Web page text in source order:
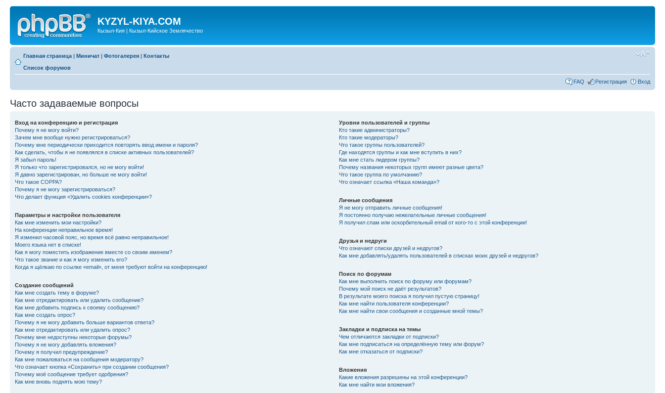
KYZYL-KIYA.COM
Кызыл-Кия | Кызыл-Кийское Землячество
Главная страница | Миничат | Фотогалерея | Контакты
Список форумов
FAQ Регистрация Вход
Часто задаваемые вопросы
Вход на конференцию и регистрация
Почему я не могу войти?
Зачем мне вообще нужно регистрироваться?
Почему мне периодически приходится повторять ввод имени и пароля?
Как сделать, чтобы я не появлялся в списке активных пользователей?
Я забыл пароль!
Я только что зарегистрировался, но не могу войти!
Я давно зарегистрирован, но больше не могу войти!
Что такое COPPA?
Почему я не могу зарегистрироваться?
Что делает функция «Удалить cookies конференции»?
Параметры и настройки пользователя
Как мне изменить мои настройки?
На конференции неправильное время!
Я изменил часовой пояс, но время всё равно неправильное!
Моего языка нет в списке!
Как я могу поместить изображение вместе со своим именем?
Что такое звание и как я могу изменить его?
Когда я щёлкаю по ссылке «email», от меня требуют войти на конференцию!
Создание сообщений
Как мне создать тему в форуме?
Как мне отредактировать или удалить сообщение?
Как мне добавить подпись к своему сообщению?
Как мне создать опрос?
Почему я не могу добавить больше вариантов ответа?
Как мне отредактировать или удалить опрос?
Почему мне недоступны некоторые форумы?
Почему я не могу добавлять вложения?
Почему я получил предупреждение?
Как мне пожаловаться на сообщения модератору?
Что означает кнопка «Сохранить» при создании сообщения?
Почему моё сообщение требует одобрения?
Как мне вновь поднять мою тему?
Уровни пользователей и группы
Кто такие администраторы?
Кто такие модераторы?
Что такое группы пользователей?
Где находятся группы и как мне вступить в них?
Как мне стать лидером группы?
Почему названия некоторых групп имеют разные цвета?
Что такое группа по умолчанию?
Что означает ссылка «Наша команда»?
Личные сообщения
Я не могу отправить личные сообщения!
Я постоянно получаю нежелательные личные сообщения!
Я получил спам или оскорбительный email от кого-то с этой конференции!
Друзья и недруги
Что означают списки друзей и недругов?
Как мне добавлять/удалять пользователей в списках моих друзей и недругов?
Поиск по форумам
Как мне выполнить поиск по форуму или форумам?
Почему мой поиск не даёт результатов?
В результате моего поиска я получил пустую страницу!
Как мне найти пользователя конференции?
Как мне найти свои сообщения и созданные мной темы?
Закладки и подписка на темы
Чем отличаются закладки от подписки?
Как мне подписаться на определённую тему или форум?
Как мне отказаться от подписки?
Вложения
Какие вложения разрешены на этой конференции?
Как мне найти мои вложения?